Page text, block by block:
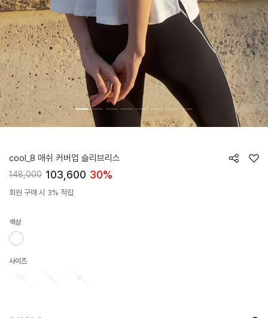
cool_8 매쉬 커버업 슬리브리스
148,000 103,600 30%
회원 구매 시 3% 적립
색상
사이즈